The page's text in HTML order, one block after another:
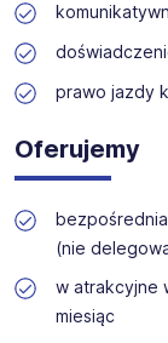
prawo jazdy
Oferujemy
(nie
w atrakcyjne
miesiąc